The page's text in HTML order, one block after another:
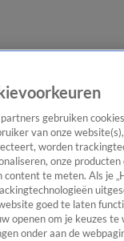
partners gebruiken
van onze
worden
onze
te meten. Als je
goed te laten
openen om je keuzes
onder aan de